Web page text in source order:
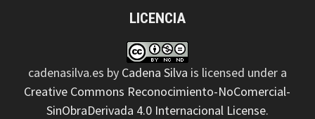
LICENCIA
cadenasilva.es by Cadena Silva is licensed under a
Creative Commons Reconocimiento-NoComercial-
SinObraDerivada 4.0 Internacional License.